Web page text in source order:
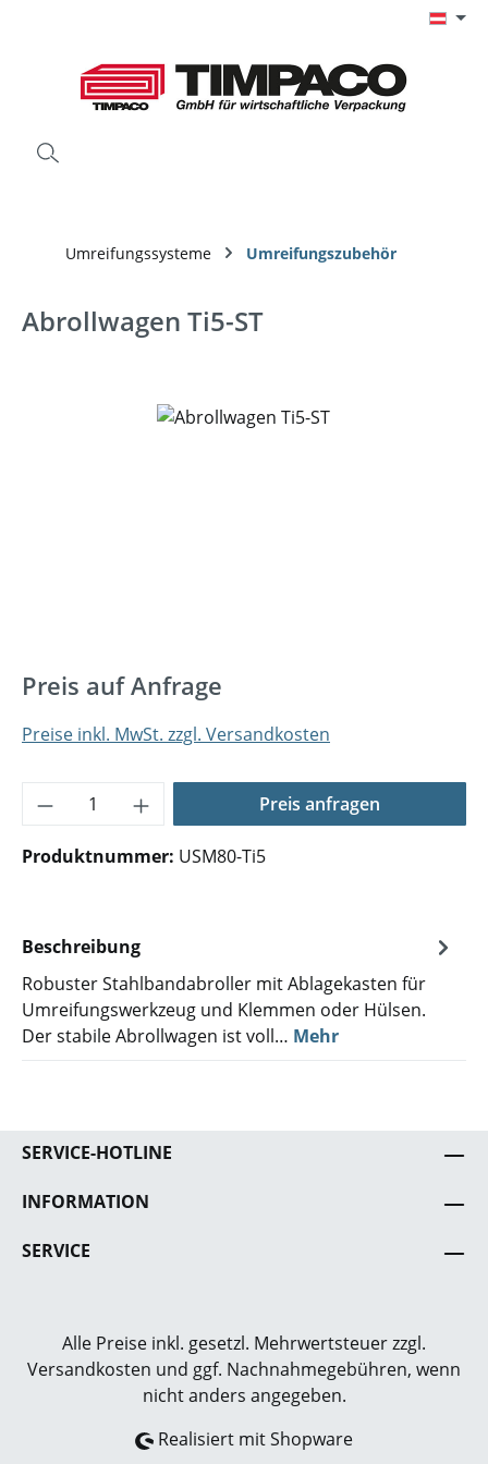
Umreifungssysteme Umreifungszubehör
Abrollwagen Ti5-ST
Bildergalerie überspringen
Preis auf Anfrage
Preise inkl. MwSt. zzgl. Versandkosten
Produkt Anzahl: Gib den gewünschten
Preis anfragen
Produktnummer: USM80-Ti5
Beschreibung
Robuster Stahlbandabroller mit Ablagekasten für
Umreifungswerkzeug und Klemmen oder Hülsen.
Der stabile Abrollwagen ist voll… Mehr
SERVICE-HOTLINE
INFORMATION
SERVICE
Alle Preise inkl. gesetzl. Mehrwertsteuer zzgl.
Versandkosten und ggf. Nachnahmegebühren, wenn
nicht anders angegeben.
Realisiert mit Shopware